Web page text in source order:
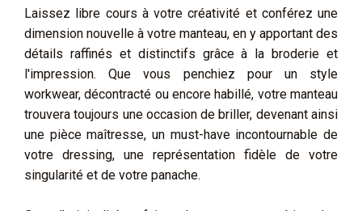
Laissez libre cours à votre créativité et conférez une
dimension nouvelle à votre manteau, en y apportant des
détails raffinés et distinctifs grâce à la broderie et
l'impression. Que vous penchiez pour un style
workwear, décontracté ou encore habillé, votre manteau
trouvera toujours une occasion de briller, devenant ainsi
une pièce maîtresse, un must-have incontournable de
votre dressing, une représentation fidèle de votre
singularité et de votre panache.